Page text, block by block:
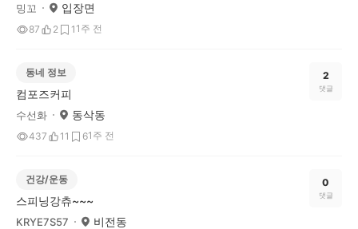
밍꼬 입장면
87 2 1 1주 전
동네 정보
컴포즈커피
수선화 동삭동
437 11 61주 전
2
댓글
건강/운동
스피닝강츄~~~
KRYE7S57 비전동
0
댓글